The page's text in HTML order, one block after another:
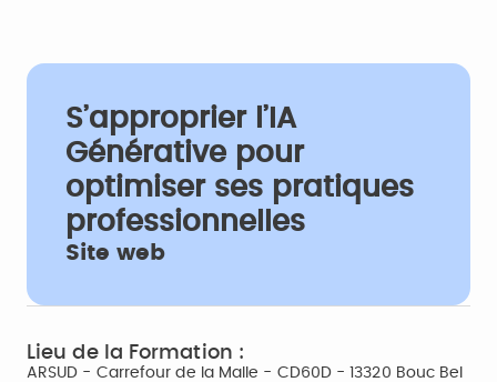
S’approprier l’IA
Générative pour
optimiser ses pratiques
professionnelles
Site web
Lieu de la Formation :
ARSUD - Carrefour de la Malle - CD60D - 13320 Bouc Bel